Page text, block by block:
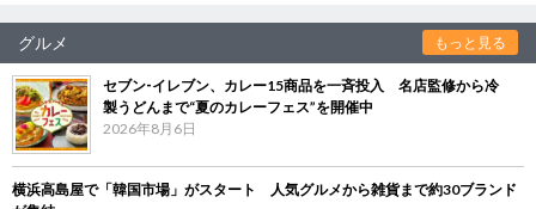
グルメ もっと見る
セブン‐イレブン、カレー15商品を一斉投入 名店監修から冷
製うどんまで“夏のカレーフェス”を開催中
2026年8月6日
横浜高島屋で「韓国市場」がスタート 人気グルメから雑貨まで約30ブランド